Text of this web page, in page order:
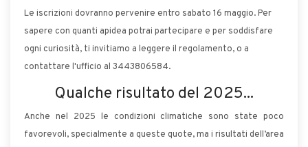
Le iscrizioni dovranno pervenire entro sabato 16 maggio. Per
sapere con quanti apidea potrai partecipare e per soddisfare
ogni curiosità, ti invitiamo a leggere il regolamento, o a
contattare l'ufficio al 3443806584.
Qualche risultato del 2025...
Anche nel 2025 le condizioni climatiche sono state poco
favorevoli, specialmente a queste quote, ma i risultati dell’area